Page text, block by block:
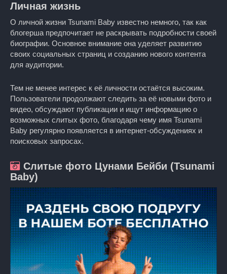
Личная жизнь
О личной жизни Tsunami Baby известно немного, так как
блогерша предпочитает не раскрывать подробности своей
биографии. Основное внимание она уделяет развитию
своих социальных страниц и созданию нового контента
для аудитории.
Тем не менее интерес к её личности остаётся высоким.
Пользователи продолжают следить за её новыми фото и
видео, обсуждают публикации и ищут информацию о
возможных слитых фото, благодаря чему имя Tsunami
Baby регулярно появляется в интернет-обсуждениях и
поисковых запросах.
Слитые фото Цунами Бейби (Tsunami
Baby)